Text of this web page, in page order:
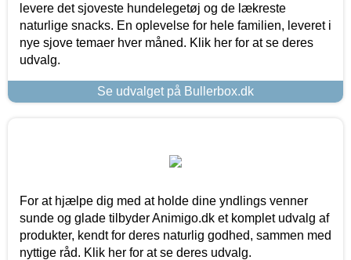
levere det sjoveste hundelegetøj og de lækreste
naturlige snacks. En oplevelse for hele familien, leveret i
nye sjove temaer hver måned. Klik her for at se deres
udvalg.
Se udvalget på Bullerbox.dk
For at hjælpe dig med at holde dine yndlings venner
sunde og glade tilbyder Animigo.dk et komplet udvalg af
produkter, kendt for deres naturlig godhed, sammen med
nyttige råd. Klik her for at se deres udvalg.